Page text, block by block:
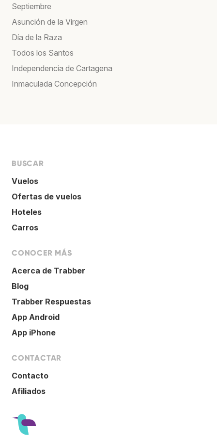
Septiembre
Asunción de la Virgen
Día de la Raza
Todos los Santos
Independencia de Cartagena
Inmaculada Concepción
BUSCAR
Vuelos
Ofertas de vuelos
Hoteles
Carros
CONOCER MÁS
Acerca de Trabber
Blog
Trabber Respuestas
App Android
App iPhone
CONTACTAR
Contacto
Afiliados